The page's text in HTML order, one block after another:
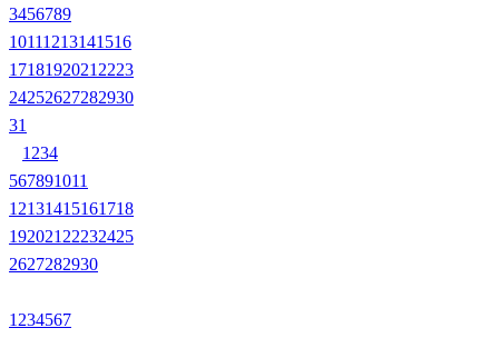
3456789
10111213141516
1718192021 2223
24252627282930
31
1 234
567891011
12131415161718
192021 22232425
2627282930
1 234567